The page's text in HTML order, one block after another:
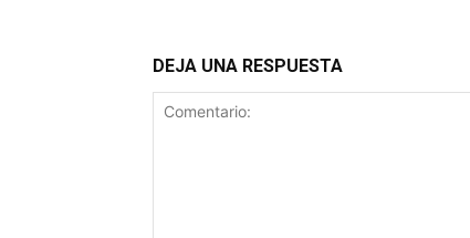
DEJA UNA RESPUESTA